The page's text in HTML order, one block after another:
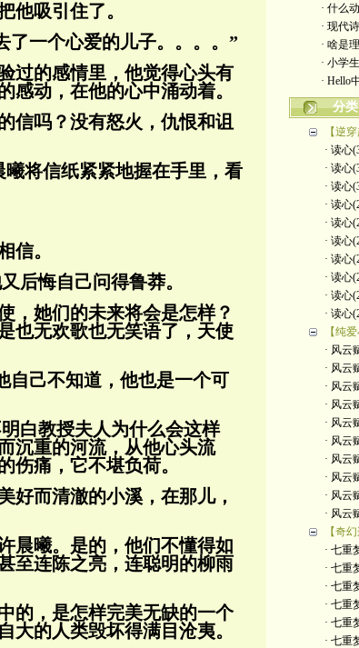
他吸引住了。
了一个心爱的儿子。。。。”
过的感情里，他觉得心头有
感动，在他的心中涌动着。
信吗？没有怒火，仇恨和诅
将信纸紧紧地握在手里，看
信。
后悔自己问得鲁莽。
，她们的未来将会是怎样？
也无欢歌也无笑语了，天使
自己不知道，他也是一个可
白教授夫人为什么会这样
沉重的河流，从他心头流
伤痛，它不堪负荷。
好而清澈的小溪，在那儿，
晨曦。是的，他们不懂得如
至连陈之亮，连聪明的柳雨
的，是怎样完美无缺的一个
大的人类毁坏得满目沧夷。
· 什么
· 现代
· 啥是
· 小学
· Hello
分
【逆
· 读心
· 读心
· 读心
· 读心
· 读心
· 读心
· 读心
· 读心
· 读心
· 读心
【纯
· 风云
· 风云
· 风云
· 风云
· 风云
· 风云
· 风云
· 风云
· 风云
· 风云
【奇
· 七重
· 七重
· 七重
· 七重
· 七重
· 七重